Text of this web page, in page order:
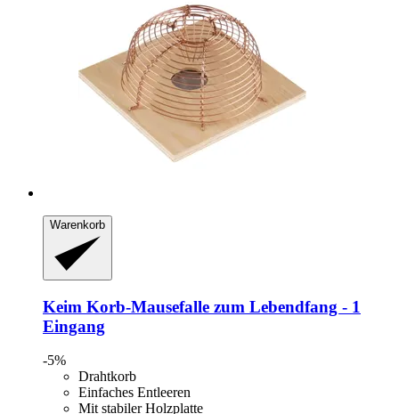
Warenkorb
Keim Korb-​Mausefalle zum Lebendfang -​ 1
Eingang
-5%
Drahtkorb
Einfaches Entleeren
Mit stabiler Holzplatte